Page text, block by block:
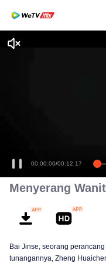
Tonton
00:00:00/00:12:17
Menyerang
Bai Jinse, seorang
tunangannya, Zheng